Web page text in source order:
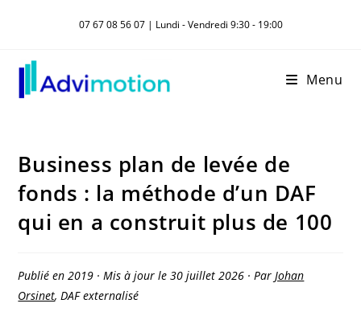
07 67 08 56 07 | Lundi - Vendredi 9:30 - 19:00
Menu
Business plan de levée de
fonds : la méthode d’un DAF
qui en a construit plus de 100
Publié en 2019 · Mis à jour le 30 juillet 2026 · ParJohan
Orsinet, DAF externalisé